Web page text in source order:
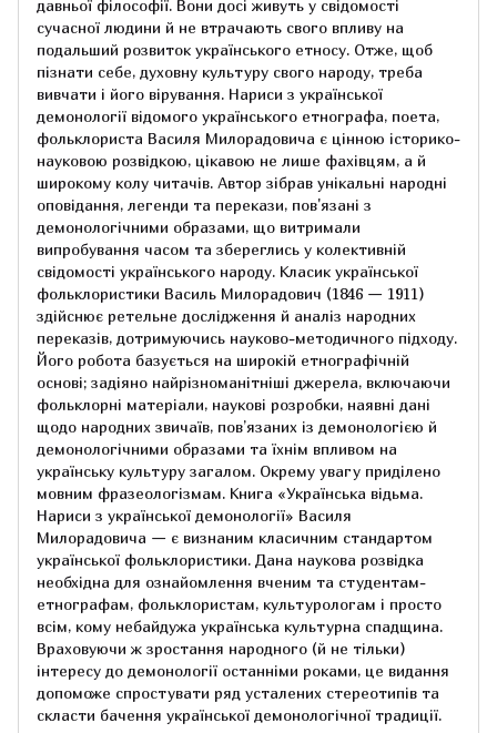
давньої філософії. Вони досі живуть у свідомості
сучасної людини й не втрачають свого впливу на
подальший розвиток українського етносу. Отже, щоб
пізнати себе, духовну культуру свого народу, треба
вивчати і його вірування. Нариси з української
демонології відомого українського етнографа, поета,
фольклориста Василя Милорадовича є цінною історико-
науковою розвідкою, цікавою не лише фахівцям, а й
широкому колу читачів. Автор зібрав унікальні народні
оповідання, легенди та перекази, пов'язані з
демонологічними образами, що витримали
випробування часом та збереглись у колективній
свідомості українського народу. Класик української
фольклористики Василь Милорадович (1846 — 1911)
здійснює ретельне дослідження й аналіз народних
переказів, дотримуючись науково-методичного підходу.
Його робота базується на широкій етнографічній
основі; задіяно найрізноманітніші джерела, включаючи
фольклорні матеріали, наукові розробки, наявні дані
щодо народних звичаїв, пов’язаних із демонологією й
демонологічними образами та їхнім впливом на
українську культуру загалом. Окрему увагу приділено
мовним фразеологізмам. Книга «Українська відьма.
Нариси з української демонології» Василя
Милорадовича — є визнаним класичним стандартом
української фольклористики. Дана наукова розвідка
необхідна для ознайомлення вченим та студентам-
етнографам, фольклористам, культурологам і просто
всім, кому небайдужа українська культурна спадщина.
Враховуючи ж зростання народного (й не тільки)
інтересу до демонології останніми роками, це видання
допоможе спростувати ряд усталених стереотипів та
скласти бачення української демонологічної традиції.